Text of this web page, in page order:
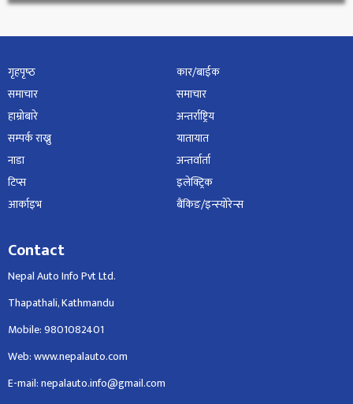
गृहपृष्‍ठ
समाचार
हाम्रोबारे
सम्पर्क राख्नु
नाडा
टिप्स
आर्काइभ
कार/बाईक
समाचार
अन्तर्राष्ट्रिय
यातायात
अन्तर्वार्ता
इलेक्ट्रिक
बैंकिङ/इन्स्योरेन्स
Contact
Nepal Auto Info Pvt Ltd.
Thapathali, Kathmandu
Mobile: 9801082401
Web: www.nepalauto.com
E-mail: nepalauto.info@gmail.com